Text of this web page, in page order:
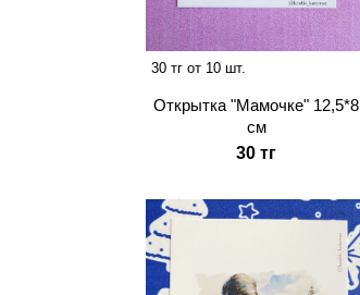
30 тг от 10 шт.
Открытка "Мамочке" 12,5*8
см
30 тг